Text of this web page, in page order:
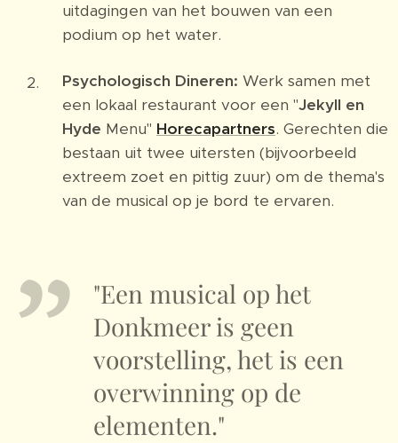
uitdagingen van het bouwen van een
podium op het water.
Psychologisch Dineren: Werk samen met
een lokaal restaurant voor een "Jekyll en
Hyde Menu" Horecapartners. Gerechten die
bestaan uit twee uitersten (bijvoorbeeld
extreem zoet en pittig zuur) om de thema's
van de musical op je bord te ervaren.
"Een musical op het
Donkmeer is geen
voorstelling, het is een
overwinning op de
elementen."